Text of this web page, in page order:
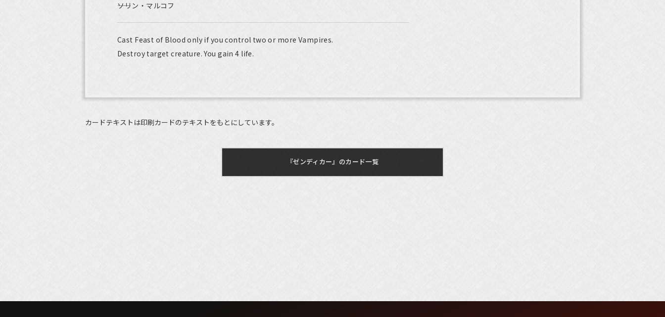
――ソリン・マルコフ
Cast Feast of Blood only if you control two or more Vampires.
Destroy target creature. You gain 4 life.
カードテキストは印刷カードのテキストをもとにしています。
『ゼンディカー』のカード一覧